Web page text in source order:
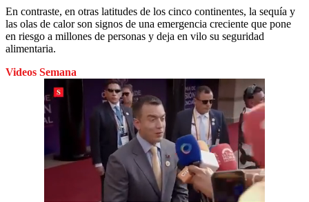
En contraste, en otras latitudes de los cinco continentes, la sequía y
las olas de calor son signos de una emergencia creciente que pone
en riesgo a millones de personas y deja en vilo su seguridad
alimentaria.
Videos Semana